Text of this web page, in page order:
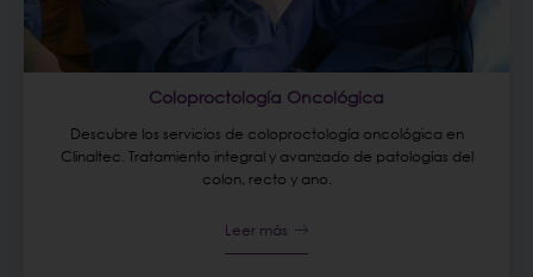
Coloproctología Oncológica
Descubre los servicios de coloproctología oncológica en
Clinaltec. Tratamiento integral y avanzado de patologías del
colon, recto y ano.
Leer más